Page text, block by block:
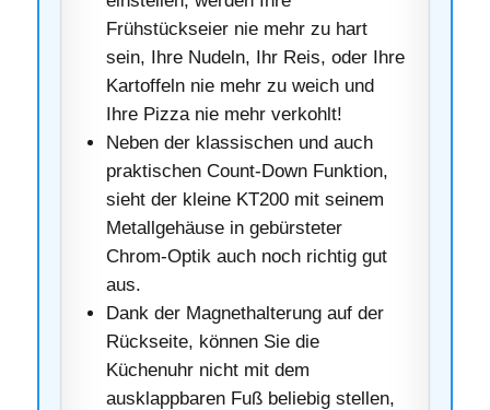
Frühstückseier nie mehr zu hart
sein, Ihre Nudeln, Ihr Reis, oder Ihre
Kartoffeln nie mehr zu weich und
Ihre Pizza nie mehr verkohlt!
Neben der klassischen und auch
praktischen Count-Down Funktion,
sieht der kleine KT200 mit seinem
Metallgehäuse in gebürsteter
Chrom-Optik auch noch richtig gut
aus.
Dank der Magnethalterung auf der
Rückseite, können Sie die
Küchenuhr nicht mit dem
ausklappbaren Fuß beliebig stellen,